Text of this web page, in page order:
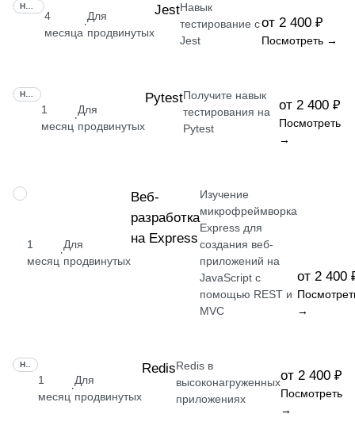
4
месяца
·
Для
продвинутых
JestНавык
тестирование с
Jest
от 2 400 ₽
Посмотреть →
1
месяц
·
Для
продвинутых
PytestПолучите навык
тестирования на
Pytest
от 2 400 ₽
Посмотреть
→
НАВЫК
1
месяц
·
Для
продвинутых
Веб-
разработка
на Express
Изучение
микрофреймворка
Express для
создания веб-
приложений на
JavaScript с
помощью REST и
MVC
от 2 400
→
1
месяц
·
Для
продвинутых
RedisRedis в
высоконагруженных
приложениях
от 2 400 ₽
Посмотреть
→